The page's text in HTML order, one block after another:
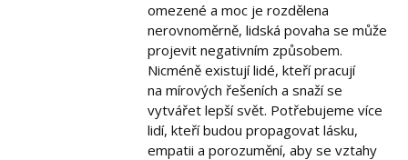
omezené a moc je rozdělena
nerovnoměrně, lidská povaha se může
projevit negativním způsobem.
Nicméně existují lidé, kteří pracují
na mírových řešeních a snaží se
vytvářet lepší svět. Potřebujeme více
lidí, kteří budou propagovat lásku,
empatii a porozumění, aby se vztahy